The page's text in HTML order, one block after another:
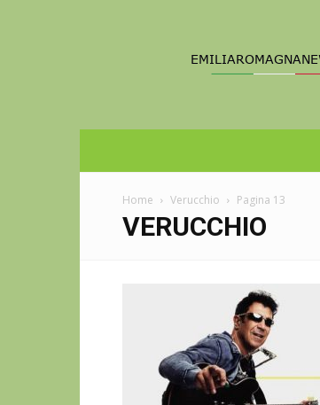
Romagna
Home Verucchio Pagina 13
VERUCCHIO